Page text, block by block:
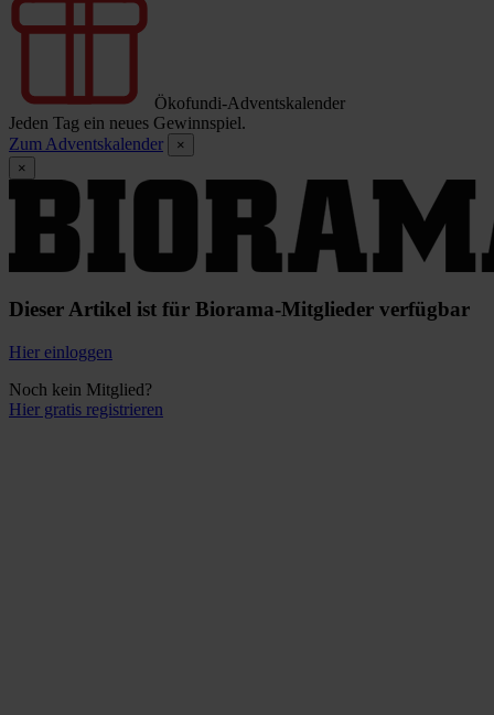
Ökofundi-Adventskalender
Jeden Tag ein neues Gewinnspiel.
Zum Adventskalender
×
×
Dieser Artikel ist für Biorama-Mitglieder verfügbar
Hier einloggen
Noch kein Mitglied?
Hier gratis registrieren